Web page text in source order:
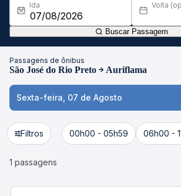
Ida Volta
Buscar Passagem
Passagens de ônibus
São José do Rio Preto Auriflama
Sexta-feira, 07 de Agosto
Filtros 00h00 - 05h59 06h00 -
1 passagens